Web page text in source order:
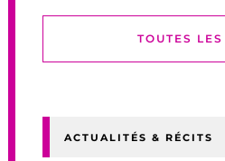
TOUTES
ACTUALITÉS & RÉCITS